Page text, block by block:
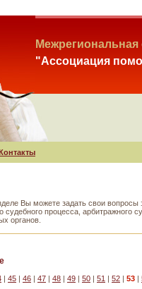
"Ассоциация
Вы можете задать свои
судебного процесса,
органов.
| 45 | 46 | 47 | 48 | 49 | 50 | 51 | 52 | 53 |